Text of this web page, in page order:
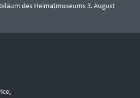
des Heimatmuseums3. August